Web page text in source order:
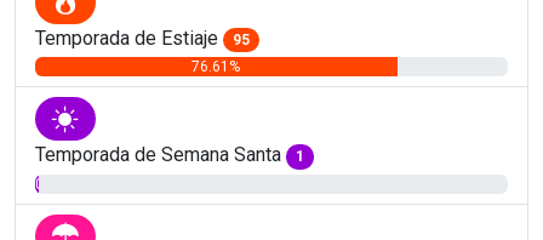
Temporada de Estiaje
95
76.61%
Temporada de Semana Santa
1
0.81%